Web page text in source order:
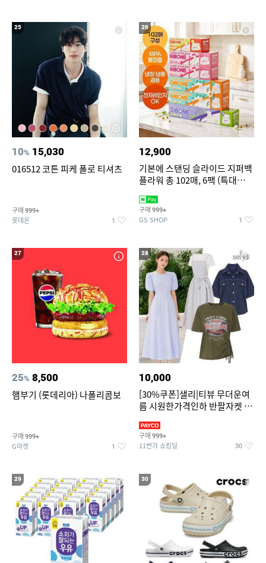
25
10% 15,030
016512 코튼 피케 폴로 티셔츠
구매 999+
롯데온 1
26
12,900
기본에 스탠딩 슬라이드 지퍼백
플라워 총 102매, 6팩 (특대
구매 999+
GS SHOP 1
27
25% 8,500
햄부기 (롯데리아) 나폴리콤보
구매 999+
G마켓 1
28
10,000
[30%쿠폰]샐리|티뷰 무더운여
름 시원한가격인하 반팔자켓 1
구매 999+
11번가 쇼킹딜 30
29 30